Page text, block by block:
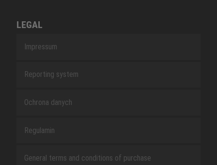
LEGAL
Impressum
Reporting system
Ochrona danych
Regulamin
General terms and conditions of purchase